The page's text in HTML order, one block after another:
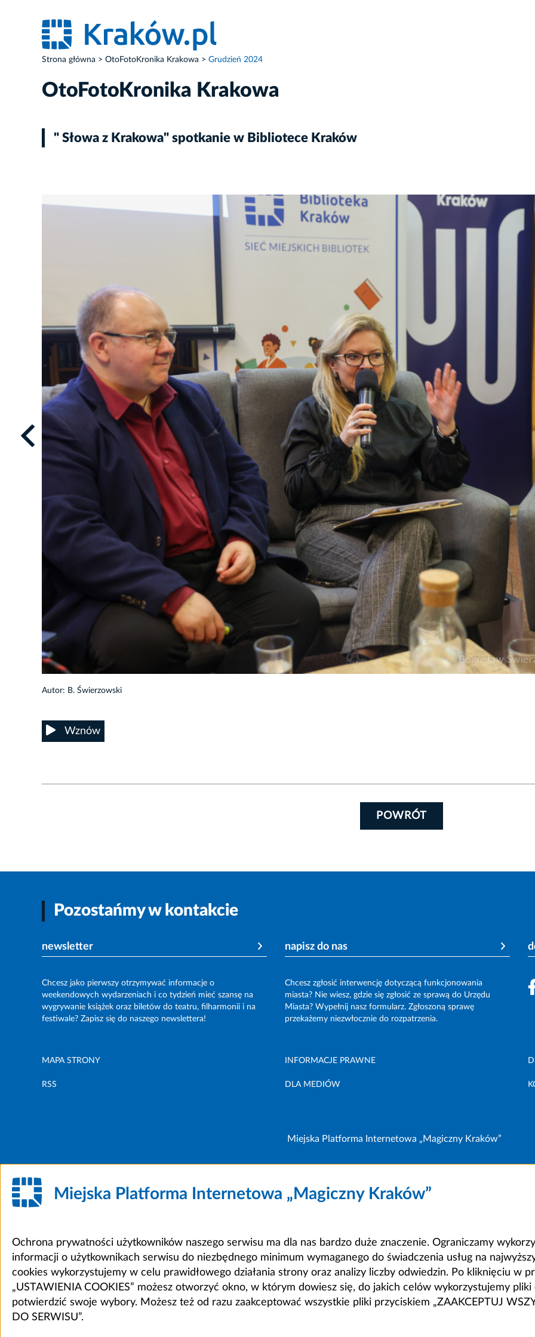
Strona główna OtoFotoKronika Krakowa Grudzień 2024
OtoFotoKronika Krakowa
" Słowa z Krakowa" spotkanie w Bibliotece Kraków
Autor: B. Świerzowski
Wznów
POWRÓT
Pozostańmy w kontakcie
newsletter
Chcesz jako pierwszy otrzymywać informacje o
weekendowych wydarzeniach i co tydzień mieć szansę na
wygrywanie książek oraz biletów do teatru, filharmonii i na
festiwale? Zapisz się do naszego newslettera!
napisz do nas
Chcesz zgłosić interwencję dotyczącą funkcjonowania
miasta? Nie wiesz, gdzie się zgłosić ze sprawą do Urzędu
Miasta? Wypełnij nasz formularz. Zgłoszoną sprawę
przekażemy niezwłocznie do rozpatrzenia.
MAPA STRONY INFORMACJE PRAWNE
RSS DLA MEDIÓW
Miejska Platforma Internetowa „Magiczny Kraków”
Miejska Platforma Internetowa „Magiczny Kraków”
Ochrona prywatności użytkowników naszego serwisu ma dla nas bardzo duże znaczenie. Ograniczamy
informacji o użytkownikach serwisu do niezbędnego minimum wymaganego do świadczenia usług na
cookies wykorzystujemy w celu prawidłowego działania strony oraz analizy liczby odwiedzin. Po kliknięciu w
„USTAWIENIA COOKIES” możesz otworzyć okno, w którym dowiesz się, do jakich celów wykorzystujemy pliki
potwierdzić swoje wybory. Możesz też od razu zaakceptować wszystkie pliki przyciskiem „ZAAKCEPTUJ
DO SERWISU”.